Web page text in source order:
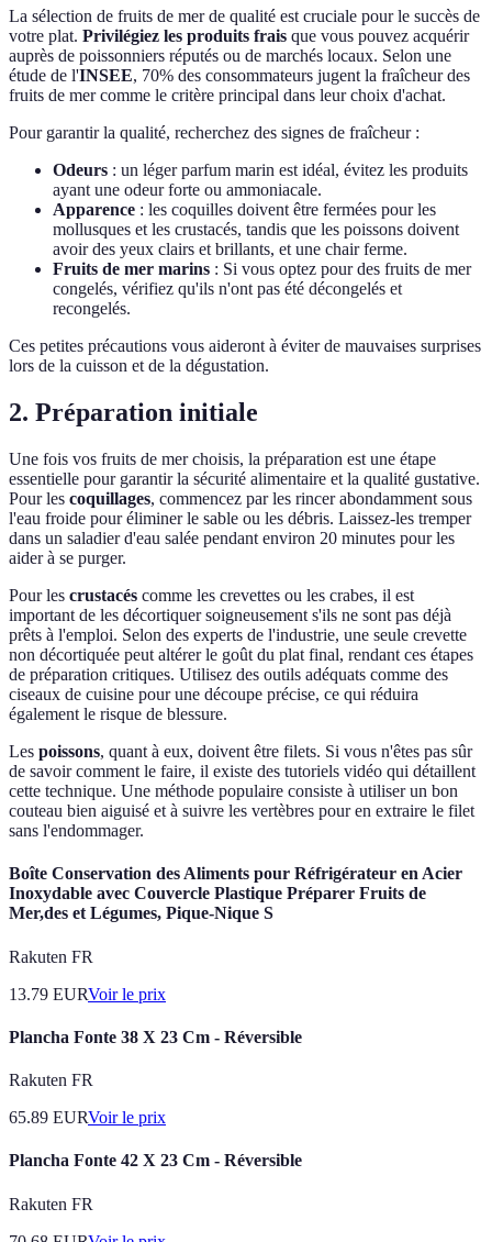
La sélection de fruits de mer de qualité est cruciale pour le succès de
votre plat. Privilégiez les produits frais que vous pouvez acquérir
auprès de poissonniers réputés ou de marchés locaux. Selon une
étude de l'INSEE, 70% des consommateurs jugent la fraîcheur des
fruits de mer comme le critère principal dans leur choix d'achat.
Pour garantir la qualité, recherchez des signes de fraîcheur :
Odeurs : un léger parfum marin est idéal, évitez les produits
ayant une odeur forte ou ammoniacale.
Apparence : les coquilles doivent être fermées pour les
mollusques et les crustacés, tandis que les poissons doivent
avoir des yeux clairs et brillants, et une chair ferme.
Fruits de mer marins : Si vous optez pour des fruits de mer
congelés, vérifiez qu'ils n'ont pas été décongelés et
recongelés.
Ces petites précautions vous aideront à éviter de mauvaises surprises
lors de la cuisson et de la dégustation.
2. Préparation initiale
Une fois vos fruits de mer choisis, la préparation est une étape
essentielle pour garantir la sécurité alimentaire et la qualité gustative.
Pour les coquillages, commencez par les rincer abondamment sous
l'eau froide pour éliminer le sable ou les débris. Laissez-les tremper
dans un saladier d'eau salée pendant environ 20 minutes pour les
aider à se purger.
Pour les crustacés comme les crevettes ou les crabes, il est
important de les décortiquer soigneusement s'ils ne sont pas déjà
prêts à l'emploi. Selon des experts de l'industrie, une seule crevette
non décortiquée peut altérer le goût du plat final, rendant ces étapes
de préparation critiques. Utilisez des outils adéquats comme des
ciseaux de cuisine pour une découpe précise, ce qui réduira
également le risque de blessure.
Les poissons, quant à eux, doivent être filets. Si vous n'êtes pas sûr
de savoir comment le faire, il existe des tutoriels vidéo qui détaillent
cette technique. Une méthode populaire consiste à utiliser un bon
couteau bien aiguisé et à suivre les vertèbres pour en extraire le filet
sans l'endommager.
Boîte Conservation des Aliments pour Réfrigérateur en Acier
Inoxydable avec Couvercle Plastique Préparer Fruits de
Mer,des et Légumes, Pique-Nique S
Rakuten FR
13.79 EURVoir le prix
Plancha Fonte 38 X 23 Cm - Réversible
Rakuten FR
65.89 EURVoir le prix
Plancha Fonte 42 X 23 Cm - Réversible
Rakuten FR